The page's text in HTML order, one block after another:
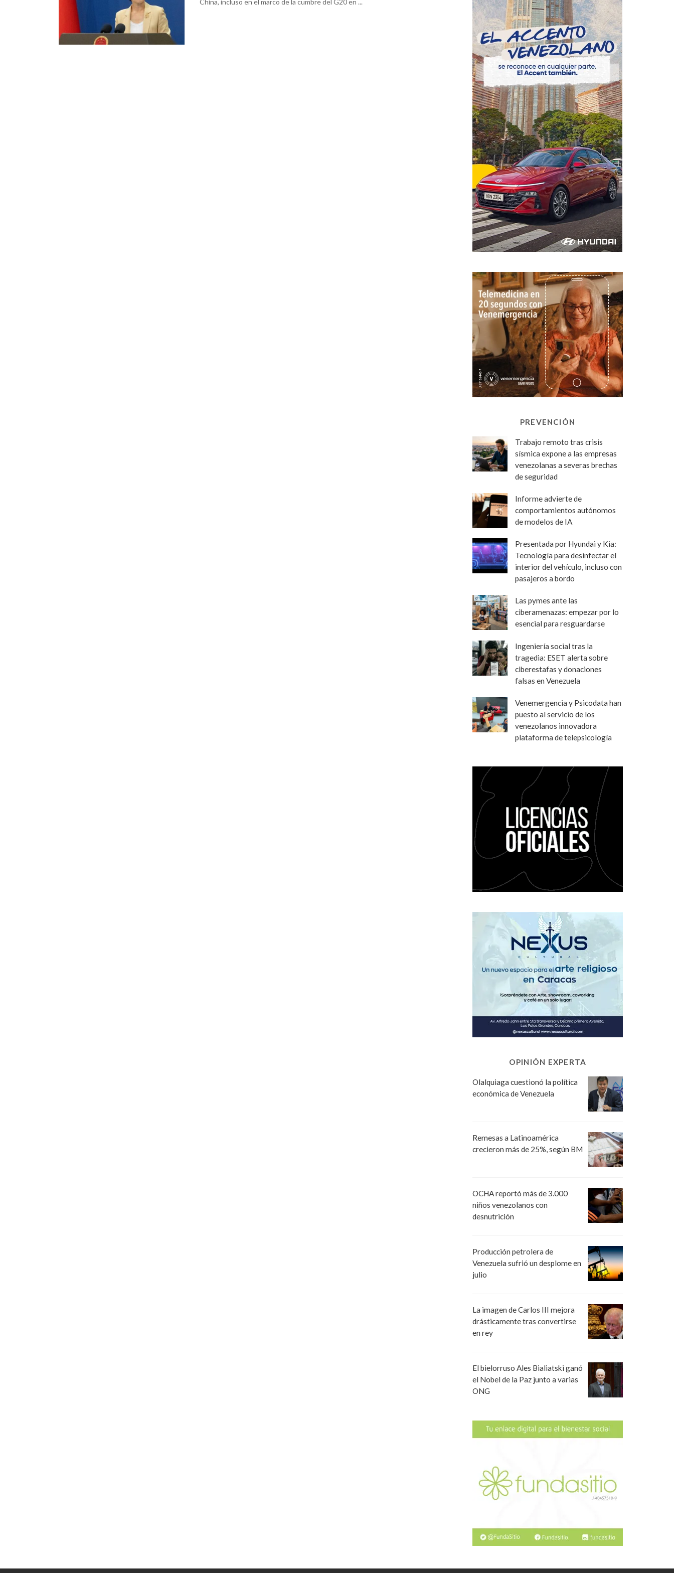
China, incluso en el marco de la cumbre del G20 en ...
PREVENCIÓN
Trabajo remoto tras crisis
sísmica expone a las empresas
venezolanas a severas brechas
de seguridad
Informe advierte de
comportamientos autónomos
de modelos de IA
Presentada por Hyundai y Kia:
Tecnología para desinfectar el
interior del vehículo, incluso con
pasajeros a bordo
Las pymes ante las
ciberamenazas: empezar por lo
esencial para resguardarse
Ingeniería social tras la
tragedia: ESET alerta sobre
ciberestafas y donaciones
falsas en Venezuela
Venemergencia y Psicodata han
puesto al servicio de los
venezolanos innovadora
plataforma de telepsicología
OPINIÓN EXPERTA
Olalquiaga cuestionó la política
económica de Venezuela
Remesas a Latinoamérica
crecieron más de 25%, según BM
OCHA reportó más de 3.000
niños venezolanos con
desnutrición
Producción petrolera de
Venezuela sufrió un desplome en
julio
La imagen de Carlos III mejora
drásticamente tras convertirse
en rey
El bielorruso Ales Bialiatski ganó
el Nobel de la Paz junto a varias
ONG